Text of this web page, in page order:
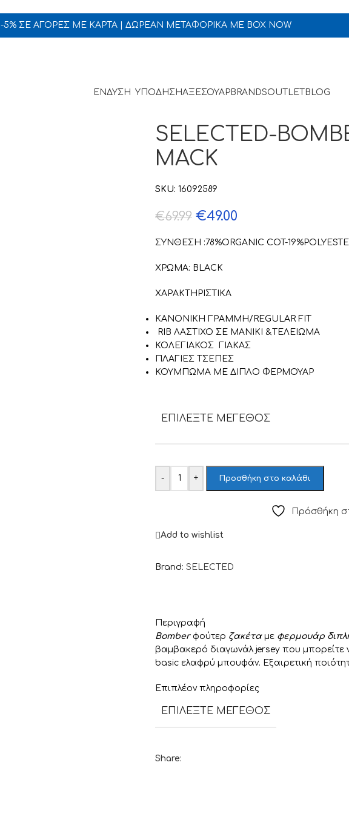
-5% ΣΕ ΑΓΟΡΕΣ ΜΕ ΚΑΡΤΑ | ΔΩΡΕΑΝ ΜΕΤΑΦΟΡΙΚΑ ΜΕ BOX NOW
ΕΝΔΥΣΗ ΥΠΟΔΗΣΗΑΞΕΣΟΥΑΡ BRANDSOUTLET BLOG
SELECTED-
MACK
SKU: 16092589
€69.99 €49.00
ΣΥΝΘΕΣΗ :78%ORGANIC COT-
ΧΡΩΜΑ: BLACK
ΧΑΡΑΚΤΗΡΙΣΤΙΚΑ
ΚΑΝΟΝΙΚΗ ΓΡΑΜΜΗ/REGULAR FIT
RIB ΛΑΣΤΙΧΟ ΣΕ ΜΑΝΙΚΙ &ΤΕΛΕΙΩΜΑ
ΚΟΛΕΓΙΑΚΟΣ ΓΙΑΚΑΣ
ΠΛΑΓΙΕΣ ΤΣΕΠΕΣ
ΚΟΥΜΠΩΜΑ ΜΕ ΔΙΠΛΟ ΦΕΡΜΟΥΑΡ
ΕΠΙΛΈΞΤΕ ΜΈΓΕΘΟΣ
- + Προσθήκη στο καλάθι
Πρόσθήκη
Add to wishlist
Brand: SELECTED
Περιγραφή
Bomberφούτερ ζακέταμε φερμουάρ
βαμβακερό διαγωνάλ jersey που μπορείτε
basic ελαφρύ μπουφάν. Εξαιρετική
Επιπλέον πληροφορίες
ΕΠΙΛΈΞΤΕ ΜΈΓΕΘΟΣ
Share: